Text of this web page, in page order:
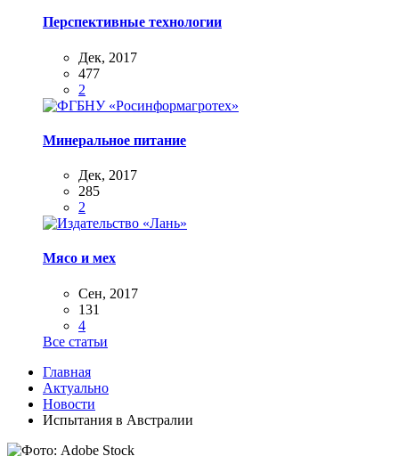
Перспективные технологии
Дек, 2017
477
2
Минеральное питание
Дек, 2017
285
2
Мясо и мех
Сен, 2017
131
4
Все статьи
Главная
Актуально
Новости
Испытания в Австралии